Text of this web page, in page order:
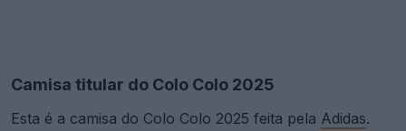
Camisa titular do Colo Colo 2025
Esta é a camisa do Colo Colo 2025 feita pela Adidas.